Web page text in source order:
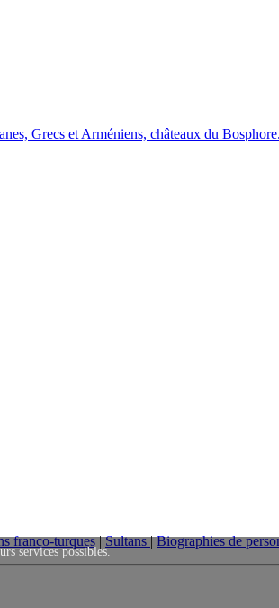
Grecs et Arméniens, châteaux du Bosphore.
franco-turques|Sultans|Biographies de
services possibles.